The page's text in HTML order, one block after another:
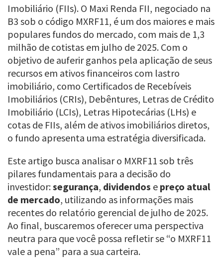
Imobiliário (FIIs). O Maxi Renda FII, negociado na
B3 sob o código MXRF11, é um dos maiores e mais
populares fundos do mercado, com mais de 1,3
milhão de cotistas em julho de 2025. Com o
objetivo de auferir ganhos pela aplicação de seus
recursos em ativos financeiros com lastro
imobiliário, como Certificados de Recebíveis
Imobiliários (CRIs), Debêntures, Letras de Crédito
Imobiliário (LCIs), Letras Hipotecárias (LHs) e
cotas de FIIs, além de ativos imobiliários diretos,
o fundo apresenta uma estratégia diversificada.
Este artigo busca analisar o MXRF11 sob três
pilares fundamentais para a decisão do
investidor:segurança, dividendos e preço atual
de mercado, utilizando as informações mais
recentes do relatório gerencial de julho de 2025.
Ao final, buscaremos oferecer uma perspectiva
neutra para que você possa refletir se “o MXRF11
vale a pena” para a sua carteira.